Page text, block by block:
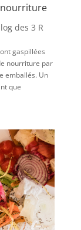
des 3 R
gaspillées
nourriture par
emballés. Un
que